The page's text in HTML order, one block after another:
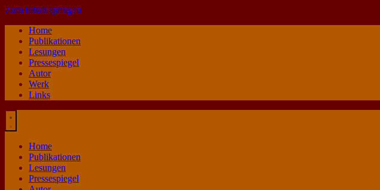
Zum Inhalt springen
Home
Publikationen
Lesungen
Pressespiegel
Autor
Werk
Links
Home
Publikationen
Lesungen
Pressespiegel